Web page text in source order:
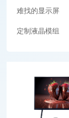
难找的显示屏
定制液晶模组